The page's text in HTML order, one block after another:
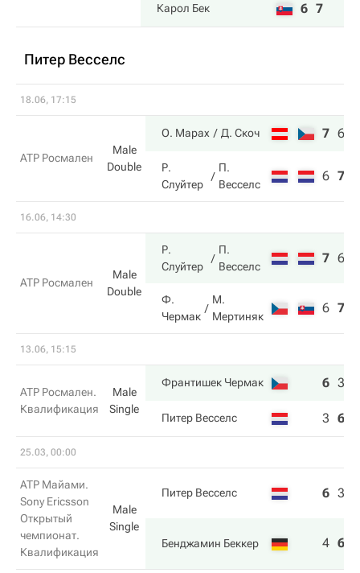
Карол Бек 6 7
Питер Весселс
18.06, 17:15
ATP Росмален
Male
Double
О. Марах Д. Скоч 7 6
Р.
Слуйтер
П.
Весселс
6 7
16.06, 14:30
ATP Росмален
Male
Double
Р.
Слуйтер
П.
Весселс
7 6
Ф.
Чермак
М.
Мертиняк
6 7
13.06, 15:15
ATP Росмален.
Квалификация
Male
Single
Франтишек Чермак 6 3
Питер Весселс 3 6
25.03, 00:00
ATP Майами.
Sony Ericsson
Открытый
чемпионат.
Квалификация
Male
Single
Питер Весселс 6 3
Бенджамин Беккер 4 6